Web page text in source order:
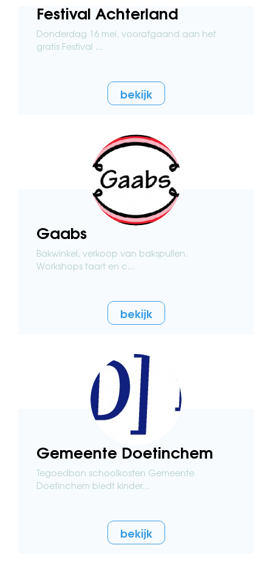
Festival Achterland
Donderdag 16 mei, voorafgaand aan het
gratis Festival ...
bekijk
Gaabs
Bakwinkel, verkoop van bakspullen.
Workshops taart en c...
bekijk
Gemeente Doetinchem
Tegoedbon schoolkosten Gemeente
Doetinchem biedt kinder...
bekijk